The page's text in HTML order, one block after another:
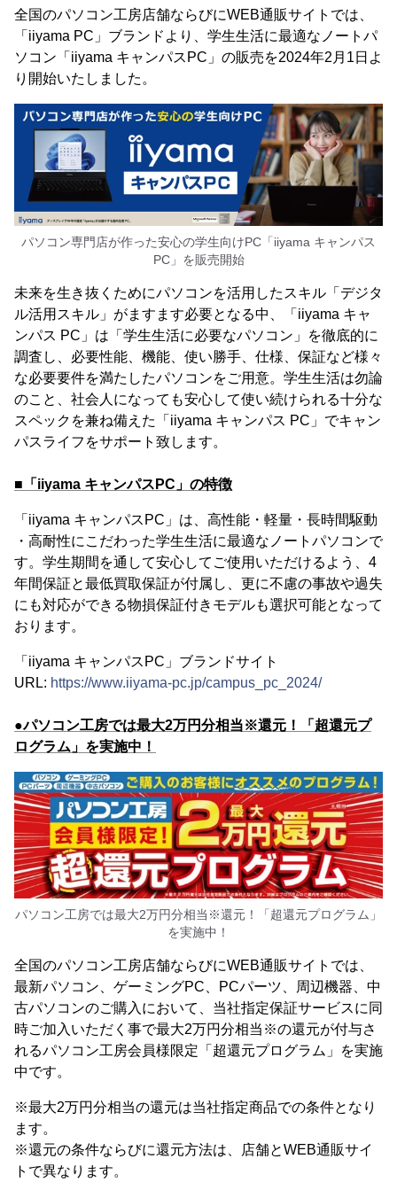
全国のパソコン工房店舗ならびにWEB通販サイトでは、
「iiyama PC」ブランドより、学生生活に最適なノートパ
ソコン「iiyama キャンパスPC」の販売を2024年2月1日よ
り開始いたしました。
パソコン専門店が作った安心の学生向けPC「iiyama キャンパス
PC」を販売開始
未来を生き抜くためにパソコンを活用したスキル「デジタ
ル活用スキル」がますます必要となる中、「iiyama キャ
ンパス PC」は「学生生活に必要なパソコン」を徹底的に
調査し、必要性能、機能、使い勝手、仕様、保証など様々
な必要要件を満たしたパソコンをご用意。学生生活は勿論
のこと、社会人になっても安心して使い続けられる十分な
スペックを兼ね備えた「iiyama キャンパス PC」でキャン
パスライフをサポート致します。
■「iiyama キャンパスPC」の特徴
「iiyama キャンパスPC」は、高性能・軽量・長時間駆動
・高耐性にこだわった学生生活に最適なノートパソコンで
す。学生期間を通して安心してご使用いただけるよう、4
年間保証と最低買取保証が付属し、更に不慮の事故や過失
にも対応ができる物損保証付きモデルも選択可能となって
おります。
「iiyama キャンパスPC」ブランドサイト
URL: https://www.iiyama-pc.jp/campus_pc_2024/
●パソコン工房では最大2万円分相当※還元！「超還元プ
ログラム」を実施中！
パソコン工房では最大2万円分相当※還元！「超還元プログラム」
を実施中！
全国のパソコン工房店舗ならびにWEB通販サイトでは、
最新パソコン、ゲーミングPC、PCパーツ、周辺機器、中
古パソコンのご購入において、当社指定保証サービスに同
時ご加入いただく事で最大2万円分相当※の還元が付与さ
れるパソコン工房会員様限定「超還元プログラム」を実施
中です。
※最大2万円分相当の還元は当社指定商品での条件となり
ます。
※還元の条件ならびに還元方法は、店舗とWEB通販サイ
トで異なります。